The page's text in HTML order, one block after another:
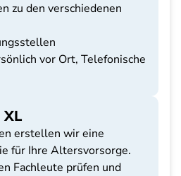
zu den verschiedenen
vor Ort, Telefonische
erstellen wir eine
für Ihre Altersvorsorge.
Fachleute prüfen und